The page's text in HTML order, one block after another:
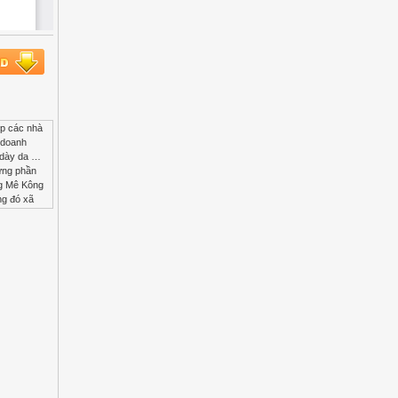
40 11.9 13.7 476 548 3 TĐL1.3 50 11.8 16.8 590 840 4 Phòng hành chánh 13.4 5 2.9 67 39 CỘNG 175.4 1601 2435 Tổng công suất định mức của các tủ phân phối 1 là : = 175.4 (KW) Aùp dụng công thức : Xi = = = 9.1 ; Yi = = = 13.9 Vậy tọa độ tâm phụ tải của tủ phân phối1 là :M (9.1;13.9) III)- Xác định tâm phụ tải cho tủ phân phối 2 1 – Tủ động lực 2.1 STT Tên Thiết Bị Kí hiệu P (KW) Xi Yi PiXi PiYi Nhóm1 - TĐL2.1 1 Máy nén D2 60 16.9 13 1014 780 2 Máy nén D3 60 16.9 13 1014 780 3 Máy nén D4 60 19.2 13 1152 780 4 Máy